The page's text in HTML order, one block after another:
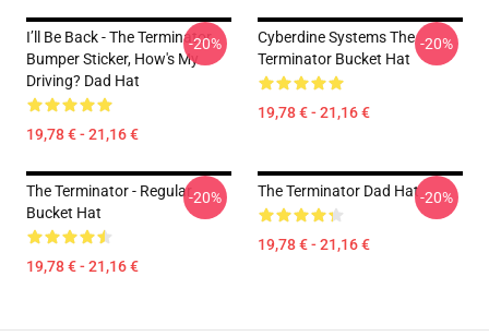
I’ll Be Back - The Terminator,
Bumper Sticker, How's My
Driving? Dad Hat
19,78 € - 21,16 €
-20%
Cyberdine Systems The
Terminator Bucket Hat
19,78 € - 21,16 €
-20%
The Terminator - Regular
Bucket Hat
19,78 € - 21,16 €
-20% The Terminator Dad Hat
19,78 € - 21,16 €
-20%